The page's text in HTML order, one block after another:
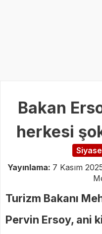
Bakan
herkesi
Yayınlama: 7 Kasım
Turizm Bakanı
Pervin Ersoy, ani